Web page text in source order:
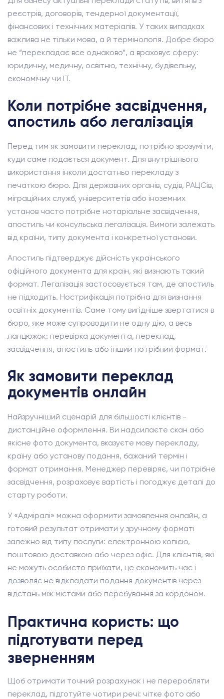
реєстрів, договорів, тендерної документації,
фінансових і технічних матеріалів. У таких випадках
важлива не тільки мова, а й термінологія. Добре бюро
не “перекладає все однаково”, а враховує сферу:
юридичну, медичну, освітню, технічну, будівельну,
економічну чи IT.
Коли потрібне засвідчення,
апостиль або легалізація
Перед тим як замовити переклад, потрібно зрозуміти,
куди саме подається документ. Для внутрішнього
використання інколи достатньо перекладу з
печаткою бюро. Для державних органів, судів, РАЦСів,
міграційних служб, університетів або іноземних
установ часто потрібне нотаріальне засвідчення,
апостиль чи консульська легалізація. Вимоги залежать
від країни, типу документа і конкретної установи.
Апостиль підтверджує дійсність українського
офіційного документа для країн, які визнають такий
формат. Легалізація застосовується там, де апостиль
не підходить. Нострифікація потрібна для визнання
освітніх документів. Саме тому вигідніше звертатися в
бюро, яке може супроводити не одну дію, а весь
ланцюжок: перевірка документа, переклад,
засвідчення, апостиль або інший потрібний формат.
Як замовити переклад
документів онлайн
Найзручніший сценарій для більшості клієнтів -
дистанційне оформлення. Ви надсилаєте скан або
якісне фото документа, вказуєте мову перекладу,
країну або установу подання, бажаний термін і
формат отримання. Менеджер перевіряє, чи потрібне
засвідчення, розраховує вартість і погоджує деталі до
старту роботи.
У «Адміралі» можна оформити замовлення онлайн, а
готовий результат отримати у зручному форматі
залежно від типу послуги: електронною копією,
поштовою доставкою або через офіс. Для клієнтів, які
не можуть особисто приїхати, це економить час і
дозволяє не відкладати подання документів через
відстань між містами або перебування за кордоном.
Практична користь: що
підготувати перед
зверненням
Щоб отримати точний розрахунок і не переробляти
переклад, підготуйте чотири речі: чітке фото або